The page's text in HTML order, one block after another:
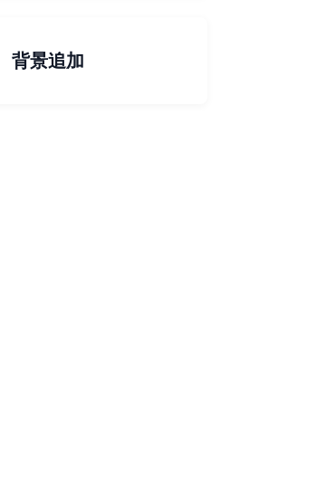
背景追加